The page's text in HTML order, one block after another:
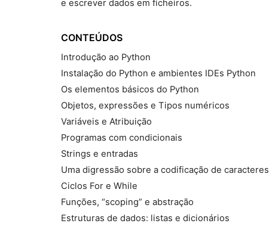
e escrever dados em ficheiros.
CONTEÚDOS
Introdução ao Python
Instalação do Python e ambientes IDEs Python
Os elementos básicos do Python
Objetos, expressões e Tipos numéricos
Variáveis e Atribuição
Programas com condicionais
Strings e entradas
Uma digressão sobre a codificação de caracteres
Ciclos For e While
Funções, “scoping” e abstração
Estruturas de dados: listas e dicionários